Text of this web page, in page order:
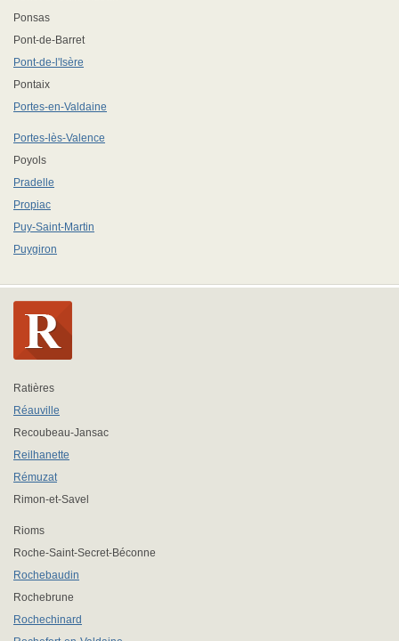
Ponsas
Pont-de-Barret
Pont-de-l'Isère
Pontaix
Portes-en-Valdaine
Portes-lès-Valence
Poyols
Pradelle
Propiac
Puy-Saint-Martin
Puygiron
Ratières
Réauville
Recoubeau-Jansac
Reilhanette
Rémuzat
Rimon-et-Savel
Rioms
Roche-Saint-Secret-Béconne
Rochebaudin
Rochebrune
Rochechinard